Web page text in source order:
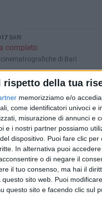
rispetto della tua
memorizziamo e/o
come identificatori univoci e
misurazione di annunci e
e i nostri partner possiamo
dispositivo. Puoi fare clic
In alternativa puoi
o di negare il
il tuo consenso, ma hai il
sito web. Puoi
questo sito e facendo clic sul
completo
di Bari
BARI
Station
112
digitale
comunicazione non violenta